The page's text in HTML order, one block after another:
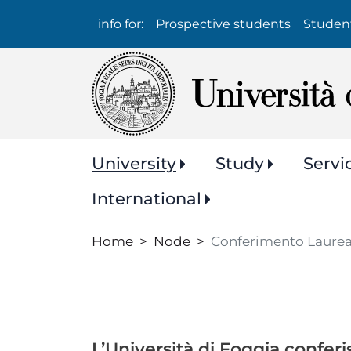
Info
per:
info for: Prospective students
Navigazione
principale
University Study
International
Home Node Conferimento